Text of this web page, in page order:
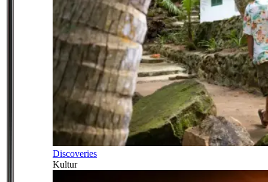
Discoveries
Kultur